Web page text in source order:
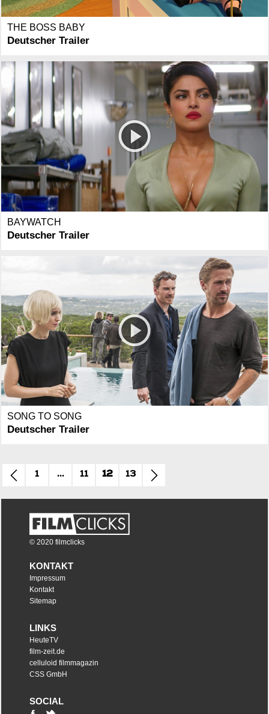
THE BOSS BABY
Deutscher Trailer
BAYWATCH
Deutscher Trailer
SONG TO SONG
Deutscher Trailer
1 ... 11 12 13
© 2020 filmclicks
KONTAKT
Impressum
Kontakt
Sitemap
LINKS
HeuteTV
film-zeit.de
celluloid filmmagazin
CSS GmbH
SOCIAL